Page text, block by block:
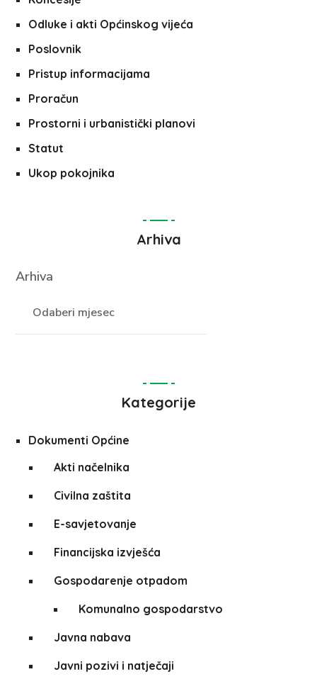
Odluke i akti Općinskog vijeća
Poslovnik
Pristup informacijama
Proračun
Prostorni i urbanistički planovi
Statut
Ukop pokojnika
Arhiva
Arhiva
Kategorije
Dokumenti Općine
Akti načelnika
Civilna zaštita
E-savjetovanje
Financijska izvješća
Gospodarenje otpadom
Komunalno gospodarstvo
Javna nabava
Javni pozivi i natječaji